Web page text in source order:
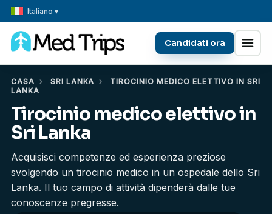
Italiano ▾
Candidati ora
CASA › SRI LANKA ›
TIROCINIO MEDICO ELETTIVO IN SRI
LANKA
Tirocinio medico elettivo in
Sri Lanka
Acquisisci competenze ed esperienza preziose
svolgendo un tirocinio medico in un ospedale dello Sri
Lanka. Il tuo campo di attività dipenderà dalle tue
conoscenze pregresse.